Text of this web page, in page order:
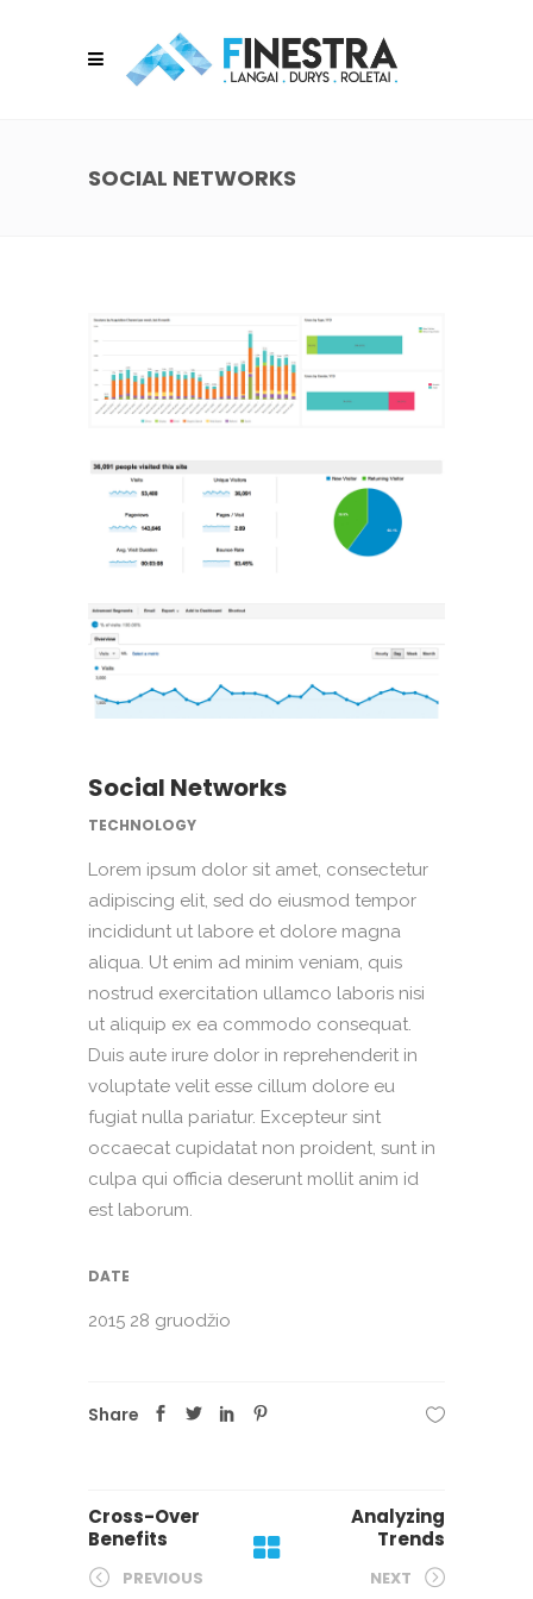
SOCIAL NETWORKS
Social Networks
TECHNOLOGY
Lorem ipsum dolor sit amet, consectetur
adipiscing elit, sed do eiusmod tempor
incididunt ut labore et dolore magna
aliqua. Ut enim ad minim veniam, quis
nostrud exercitation ullamco laboris nisi
ut aliquip ex ea commodo consequat.
Duis aute irure dolor in reprehenderit in
voluptate velit esse cillum dolore eu
fugiat nulla pariatur. Excepteur sint
occaecat cupidatat non proident, sunt in
culpa qui officia deserunt mollit anim id
est laborum.
DATE
2015 28 gruodžio
Share
Cross-Over
Benefits
PREVIOUS
Analyzing
Trends
NEXT